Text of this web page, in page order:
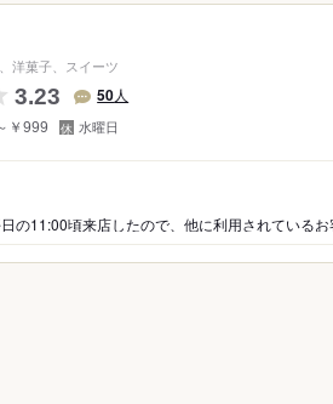
洋菓子、スイーツ
3.23 50人
￥999 定
休
日
水曜日